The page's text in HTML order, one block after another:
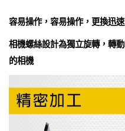
容易操作，容易操作，更換迅速
相機螺絲設計為獨立旋轉，轉
的相機